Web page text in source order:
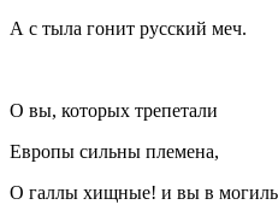
А с тыла гонит русский меч.
О вы, которых трепетали
Европы сильны племена,
О галлы хищные! и вы в